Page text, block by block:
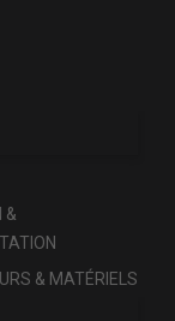
&
& MATÉRIELS